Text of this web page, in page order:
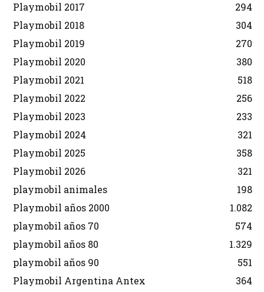
Playmobil 2017
294
Playmobil 2018
304
Playmobil 2019
270
Playmobil 2020
380
Playmobil 2021
518
Playmobil 2022
256
Playmobil 2023
233
Playmobil 2024
321
Playmobil 2025
358
Playmobil 2026
321
playmobil animales
198
Playmobil años 2000
1.082
playmobil años 70
574
playmobil años 80
1.329
playmobil años 90
551
Playmobil Argentina Antex
364